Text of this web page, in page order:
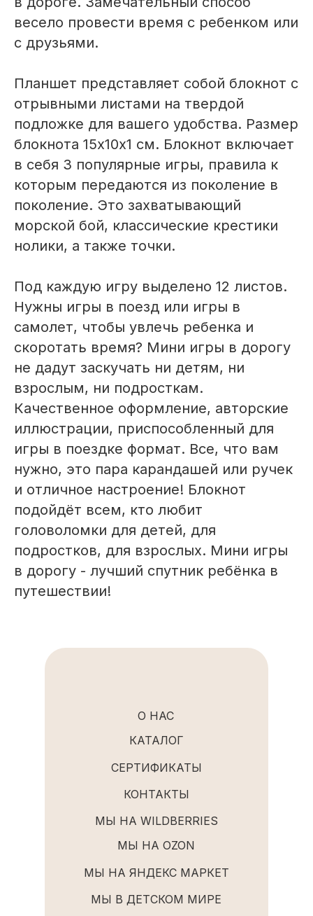
весело провести время с ребенком или
с друзьями.
Планшет представляет собой блокнот с
отрывными листами на твердой
подложке для вашего удобства. Размер
блокнота 15х10х1 см. Блокнот включает
в себя 3 популярные игры, правила к
которым передаются из поколение в
поколение. Это захватывающий
морской бой, классические крестики
нолики, а также точки.
Под каждую игру выделено 12 листов.
Нужны игры в поезд или игры в
самолет, чтобы увлечь ребенка и
скоротать время? Мини игры в дорогу
не дадут заскучать ни детям, ни
взрослым, ни подросткам.
Качественное оформление, авторские
иллюстрации, приспособленный для
игры в поездке формат. Все, что вам
нужно, это пара карандашей или ручек
и отличное настроение! Блокнот
подойдёт всем, кто любит
головоломки для детей, для
подростков, для взрослых. Мини игры
в дорогу - лучший спутник ребёнка в
путешествии!
МЫ НА OZON
МЫ НА ЯНДЕКС МАРКЕТ
МЫ В ДЕТСКОМ МИРЕ
КОНТАКТЫ
СЕРТИФИКАТЫ
МЫ НА WILDBERRIES
КАТАЛОГ
О НАС